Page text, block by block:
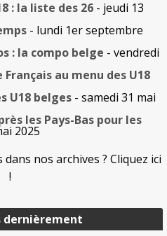
dernièrement
: la liste des 26 - jeudi 13
- lundi 1er septembre
: la compo belge - vendredi
au menu des U18
U18 belges - samedi 31 mai
les Pays-Bas pour les
2025
nos archives ? Cliquez ici
!